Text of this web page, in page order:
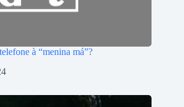
à “menina má”?